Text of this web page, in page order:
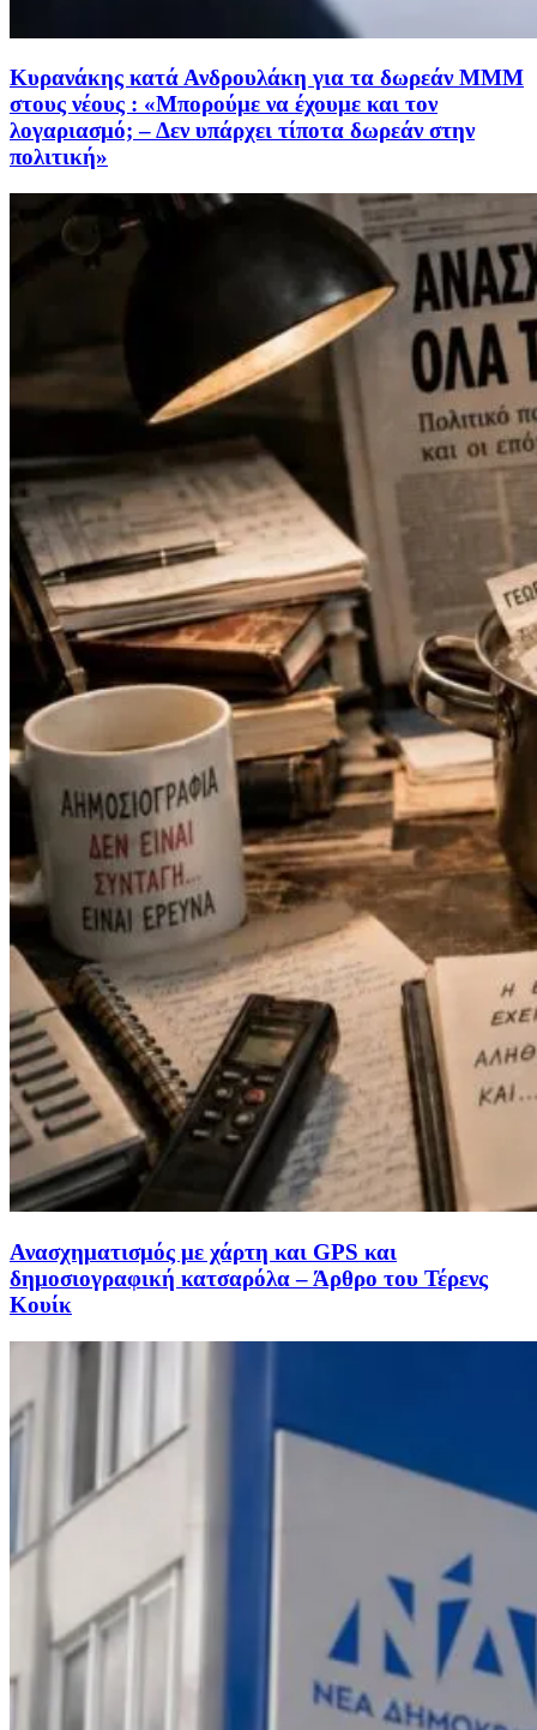
Κυρανάκης κατά Ανδρουλάκη για τα δωρεάν ΜΜΜ
στους νέους : «Μπορούμε να έχουμε και τον
λογαριασμό; – Δεν υπάρχει τίποτα δωρεάν στην
πολιτική»
Ανασχηματισμός με χάρτη και GPS και
δημοσιογραφική κατσαρόλα – Άρθρο του Τέρενς
Κουίκ